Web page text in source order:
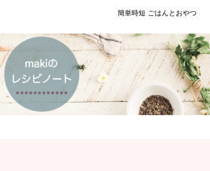
簡単時短 ごはんとおやつ